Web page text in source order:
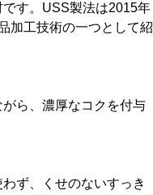
す。USS製法は2015年
加工技術の一つとして紹
ら、濃厚なコクを付与
ず、くせのないすっき